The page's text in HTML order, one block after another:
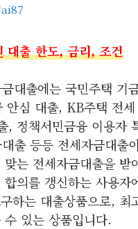
대출 한도, 금리, 조건
대출에는 국민주택
심 대출, KB주택 전
, 정책서민금융 이용자
출 등등 전세자금대출
는 전세자금대출을
의를 갱신하는 사용
하는 대출상품으로,
있는 상품입니다.